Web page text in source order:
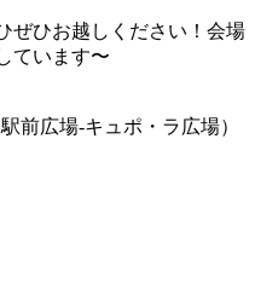
ぜひお越しください！会場
ています〜
前広場-キュポ・ラ広場）